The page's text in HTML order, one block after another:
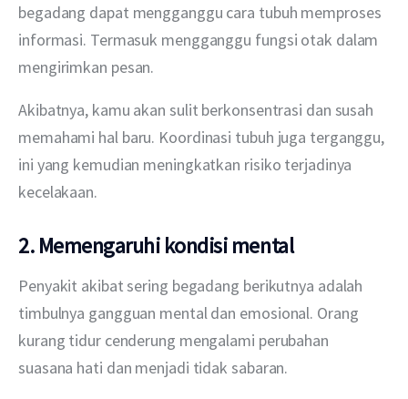
begadang dapat mengganggu cara tubuh memproses
informasi. Termasuk mengganggu fungsi otak dalam
mengirimkan pesan.
Akibatnya, kamu akan sulit berkonsentrasi dan susah
memahami hal baru. Koordinasi tubuh juga terganggu,
ini yang kemudian meningkatkan risiko terjadinya
kecelakaan.
2. Memengaruhi kondisi mental
Penyakit akibat sering begadang berikutnya adalah
timbulnya gangguan mental dan emosional. Orang
kurang tidur cenderung mengalami perubahan
suasana hati dan menjadi tidak sabaran.